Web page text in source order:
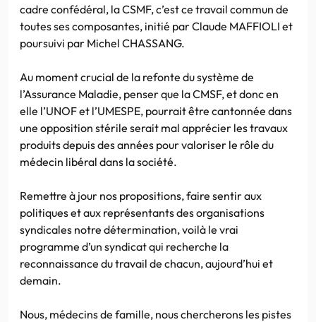
cadre confédéral, la CSMF, c’est ce travail commun de
toutes ses composantes, initié par Claude MAFFIOLI et
poursuivi par Michel CHASSANG.
Au moment crucial de la refonte du système de
l’Assurance Maladie, penser que la CMSF, et donc en
elle l’UNOF et l’UMESPE, pourrait être cantonnée dans
une opposition stérile serait mal apprécier les travaux
produits depuis des années pour valoriser le rôle du
médecin libéral dans la société.
Remettre à jour nos propositions, faire sentir aux
politiques et aux représentants des organisations
syndicales notre détermination, voilà le vrai
programme d’un syndicat qui recherche la
reconnaissance du travail de chacun, aujourd’hui et
demain.
Nous, médecins de famille, nous chercherons les pistes